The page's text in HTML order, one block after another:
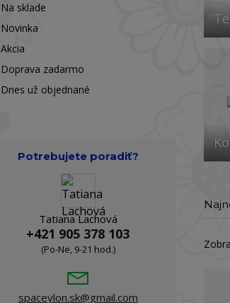
Na sklade
Novinka
Akcia
Doprava zadarmo
Dnes už objednané
Potrebujete poradiť?
Tatiana Lachová
+421 905 378 103
(Po-Ne, 9-21 hod.)
spaceylon.sk@gmail.com